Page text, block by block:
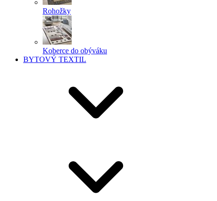
Rohožky
Koberce do obýváku
BYTOVÝ TEXTIL